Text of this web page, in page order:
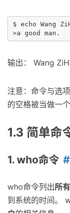
$ echo Wang
输出： Wang
注意：命令与选
的空格被当做一个
1.3 简单命
1. who命令
who命令列出所有
到系统的时间。